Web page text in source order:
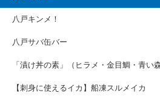
八戸キンメ！
八戸サバ缶バー
「漬け丼の素」（ヒラメ・金目鯛・青い
【刺身に使えるイカ】船凍スルメイカ